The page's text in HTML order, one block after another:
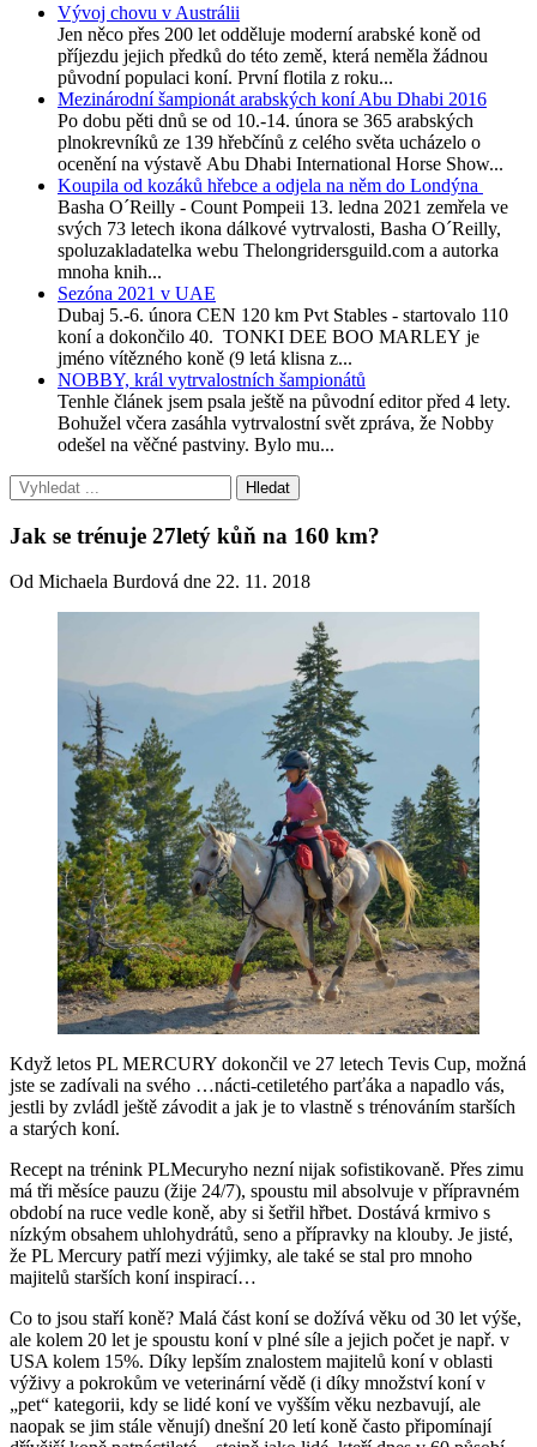
Vývoj chovu v Austrálii
Jen něco přes 200 let odděluje moderní arabské koně od
příjezdu jejich předků do této země, která neměla žádnou
původní populaci koní. První flotila z roku...
Mezinárodní šampionát arabských koní Abu Dhabi 2016
Po dobu pěti dnů se od 10.-14. února se 365 arabských
plnokrevníků ze 139 hřebčínů z celého světa ucházelo o
ocenění na výstavě Abu Dhabi International Horse Show...
Koupila od kozáků hřebce a odjela na něm do Londýna
Basha O´Reilly - Count Pompeii 13. ledna 2021 zemřela ve
svých 73 letech ikona dálkové vytrvalosti, Basha O´Reilly,
spoluzakladatelka webu Thelongridersguild.com a autorka
mnoha knih...
Sezóna 2021 v UAE
Dubaj 5.-6. února CEN 120 km Pvt Stables - startovalo 110
koní a dokončilo 40. TONKI DEE BOO MARLEY je
jméno vítězného koně (9 letá klisna z...
NOBBY, král vytrvalostních šampionátů
Tenhle článek jsem psala ještě na původní editor před 4 lety.
Bohužel včera zasáhla vytrvalostní svět zpráva, že Nobby
odešel na věčné pastviny. Bylo mu...
Jak se trénuje 27letý kůň na 160 km?
Od Michaela Burdová dne 22. 11. 2018
Když letos PL MERCURY dokončil ve 27 letech Tevis Cup, možná
jste se zadívali na svého …nácti-cetiletého parťáka a napadlo vás,
jestli by zvládl ještě závodit a jak je to vlastně s trénováním starších
a starých koní.
Recept na trénink PLMecuryho nezní nijak sofistikovaně. Přes zimu
má tři měsíce pauzu (žije 24/7), spoustu mil absolvuje v přípravném
období na ruce vedle koně, aby si šetřil hřbet. Dostává krmivo s
nízkým obsahem uhlohydrátů, seno a přípravky na klouby. Je jisté,
že PL Mercury patří mezi výjimky, ale také se stal pro mnoho
majitelů starších koní inspirací…
Co to jsou staří koně? Malá část koní se dožívá věku od 30 let výše,
ale kolem 20 let je spoustu koní v plné síle a jejich počet je např. v
USA kolem 15%. Díky lepším znalostem majitelů koní v oblasti
výživy a pokrokům ve veterinární vědě (i díky množství koní v
„pet“ kategorii, kdy se lidé koní ve vyšším věku nezbavují, ale
naopak se jim stále věnují) dnešní 20 letí koně často připomínají